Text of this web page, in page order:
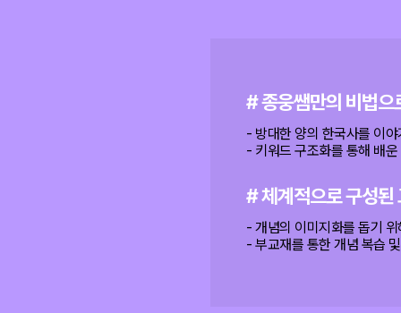
# 종웅쌤만의 비법으
- 방대한 양의 한국사를 이
- 키워드 구조화를 통해 배
# 체계적으로 구성된
- 개념의 이미지화를 돕기
- 부교재를 통한 개념 복습